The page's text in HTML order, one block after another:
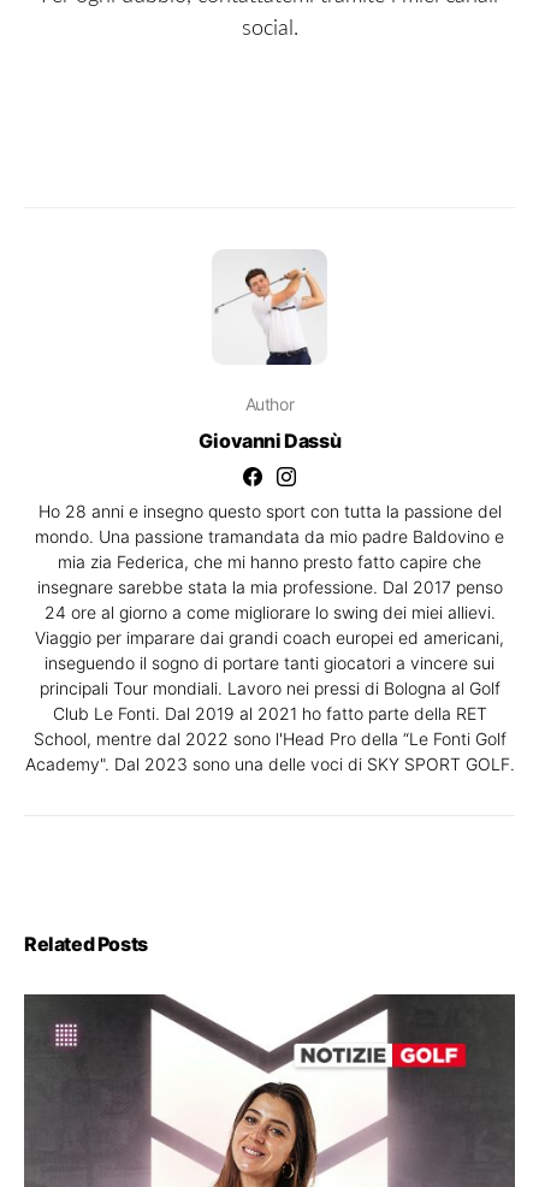
social.
Author
Giovanni Dassù
Ho 28 anni e insegno questo sport con tutta la passione del
mondo. Una passione tramandata da mio padre Baldovino e
mia zia Federica, che mi hanno presto fatto capire che
insegnare sarebbe stata la mia professione. Dal 2017 penso
24 ore al giorno a come migliorare lo swing dei miei allievi.
Viaggio per imparare dai grandi coach europei ed americani,
inseguendo il sogno di portare tanti giocatori a vincere sui
principali Tour mondiali. Lavoro nei pressi di Bologna al Golf
Club Le Fonti. Dal 2019 al 2021 ho fatto parte della RET
School, mentre dal 2022 sono l'Head Pro della “Le Fonti Golf
Academy". Dal 2023 sono una delle voci di SKY SPORT GOLF.
Related Posts